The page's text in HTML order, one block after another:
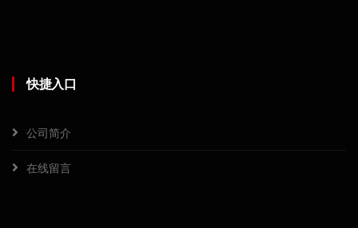
快捷入口
公司简介
在线留言